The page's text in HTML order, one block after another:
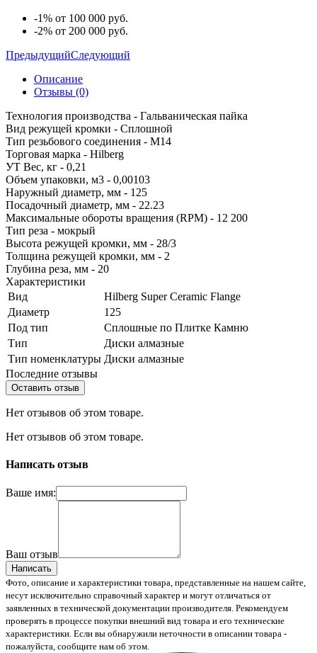
-1% от 100 000 руб.
-2% от 200 000 руб.
ПредыдущийСледующий
Описание
Отзывы (0)
Технология производства - Гальваническая пайка
Вид режущей кромки - Сплошной
Тип резьбового соединения - M14
Торговая марка - Hilberg
УТ Вес, кг - 0,21
Объем упаковки, м3 - 0,00103
Наружный диаметр, мм - 125
Посадочный диаметр, мм - 22.23
Максимальные обороты вращения (RPM) - 12 200
Тип реза - мокрый
Высота режущей кромки, мм - 28/3
Толщина режущей кромки, мм - 2
Глубина реза, мм - 20
Характеристики
Вид
Hilberg Super Ceramic Flange
Диаметр
125
Под тип
Сплошные по Плитке Камню
Тип
Диски алмазные
Тип номенклатуры Диски алмазные
Последние отзывы
Оставить отзыв
Нет отзывов об этом товаре.
Нет отзывов об этом товаре.
Написать отзыв
Ваше имя:
Ваш отзыв
Написать
Фото, описание и характеристики товара, представленные на нашем сайте,
несут исключительно справочный характер и могут отличаться от
заявленных в технической документации производителя. Рекомендуем
проверять в процессе покупки внешний вид товара и его технические
характеристики. Если вы обнаружили неточности в описании товара -
пожалуйста, сообщите нам об этом.